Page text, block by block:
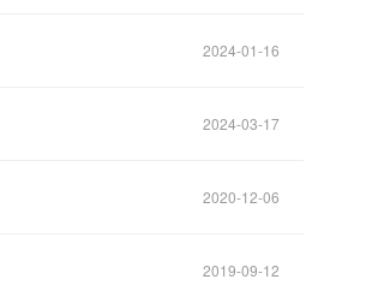
2024-01-16
2024-03-17
2020-12-06
2019-09-12